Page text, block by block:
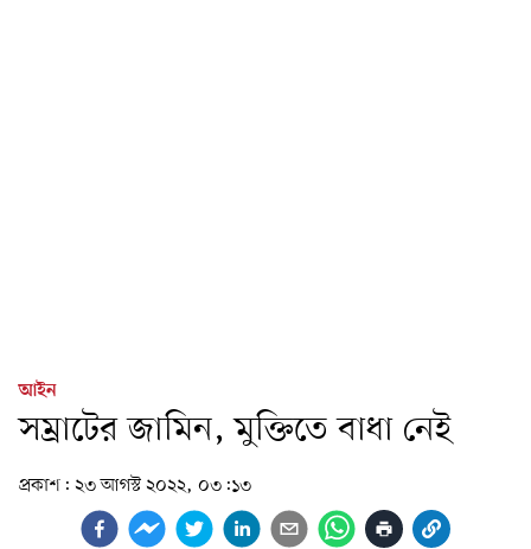
আইন
সম্রাটের জামিন, মুক্তিতে বাধা নেই
প্রকাশ: ২৩ আগস্ট ২০২২, ০৩:১৩